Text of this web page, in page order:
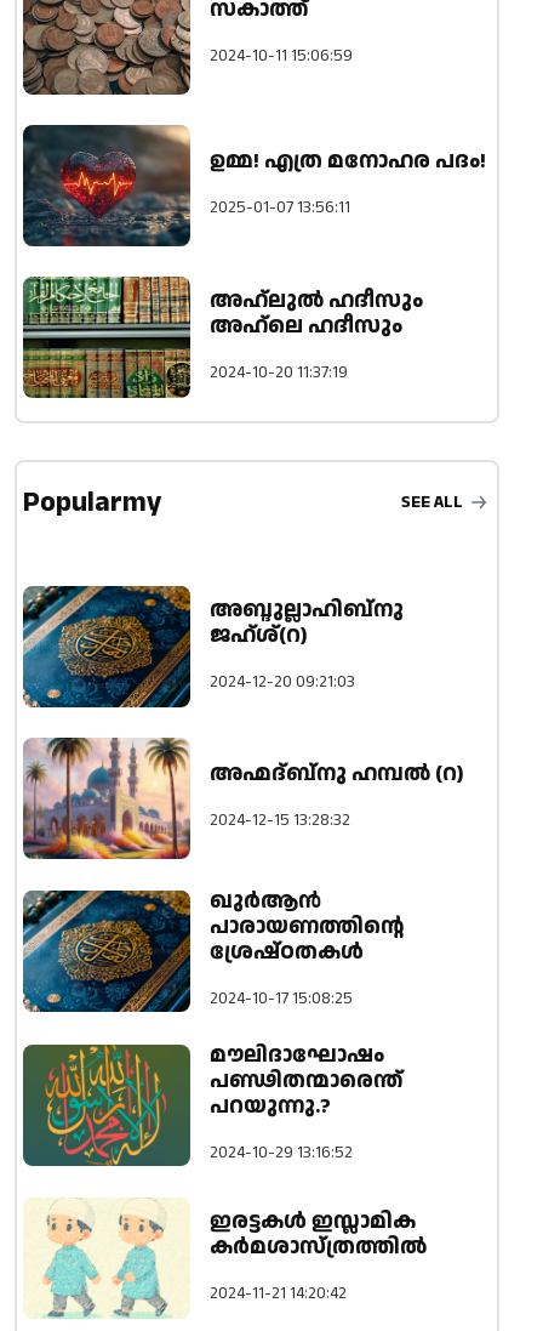
സകാത്ത്
2024-10-11 15:06:59
ഉമ്മ! എത്ര മനോഹര പദം!
2025-01-07 13:56:11
അഹ്ലുൽ ഹദീസും
അഹ്ലെ ഹദീസും
2024-10-20 11:37:19
Popularmy SEE ALL
അബ്ദുല്ലാഹിബ്നു
ജഹ്ശ്(റ)
2024-12-20 09:21:03
അഹ്മദ്ബ്നു ഹമ്പൽ (റ)
2024-12-15 13:28:32
ഖുർആൻ
പാരായണത്തിന്റെ
ശ്രേഷ്ഠതകൾ
2024-10-17 15:08:25
മൗലിദാഘോഷം
പണ്ഢിതന്മാരെന്ത്
പറയുന്നു.?
2024-10-29 13:16:52
ഇരട്ടകൾ ഇസ്ലാമിക
കർമശാസ്ത്രത്തിൽ
2024-11-21 14:20:42